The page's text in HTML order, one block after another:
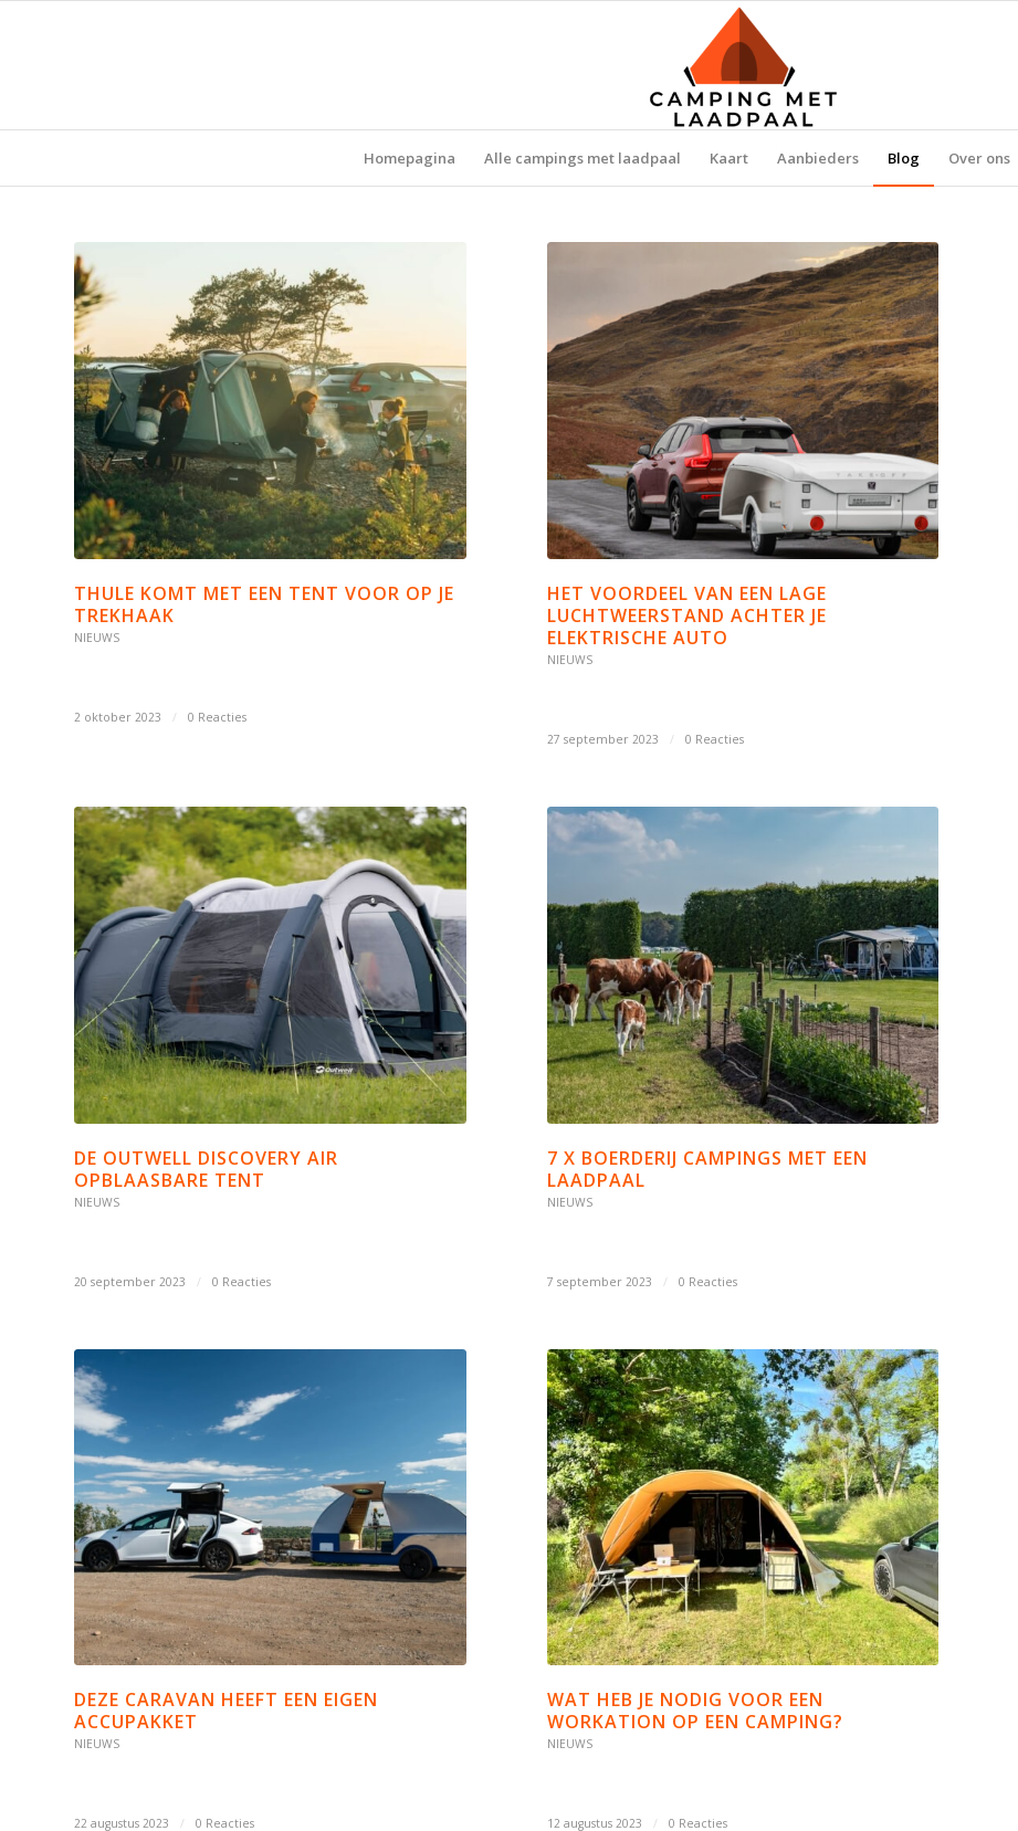
Homepagina Alle campings met laadpaal Kaart Aanbieders Blog Over ons
THULE KOMT MET EEN TENT VOOR OP JE
TREKHAAK
NIEUWS
2 oktober 2023 / 0 Reacties
HET VOORDEEL VAN EEN LAGE
LUCHTWEERSTAND ACHTER JE
ELEKTRISCHE AUTO
NIEUWS
27 september 2023 / 0 Reacties
DE OUTWELL DISCOVERY AIR
OPBLAASBARE TENT
NIEUWS
20 september 2023 / 0 Reacties
7 X BOERDERIJ CAMPINGS MET EEN
LAADPAAL
NIEUWS
7 september 2023 / 0 Reacties
DEZE CARAVAN HEEFT EEN EIGEN
ACCUPAKKET
NIEUWS
22 augustus 2023 / 0 Reacties
WAT HEB JE NODIG VOOR EEN
WORKATION OP EEN CAMPING?
NIEUWS
12 augustus 2023 / 0 Reacties